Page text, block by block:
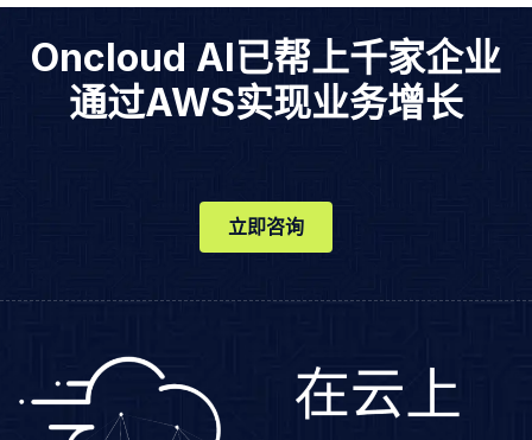
Oncloud AI已帮上千家企业
通过AWS实现业务增长
立即咨询